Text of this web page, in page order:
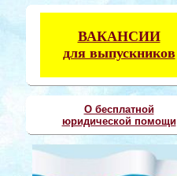
ВАКАНСИИ
для выпускников
О бесплатной
юридической помощи